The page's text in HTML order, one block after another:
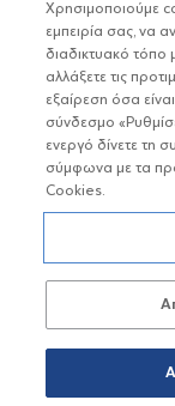
Δείτε τις πολιτικές
Βασικές Γνώσεις
Τα νέα μας
Χρήσιμοι
H Eurobank
Επενδυτική
Πιστοποιημένα
Αποστολή
ΟΙ ΟΣΕΚΑ
Χρησιμοποιούμε
εμπειρία σας, να
διαδικτυακό τόπο
αλλάξετε τις
εξαίρεση όσα
σύνδεσμο
ενεργό δίνετε τη
σύμφωνα με τα
Cookies.